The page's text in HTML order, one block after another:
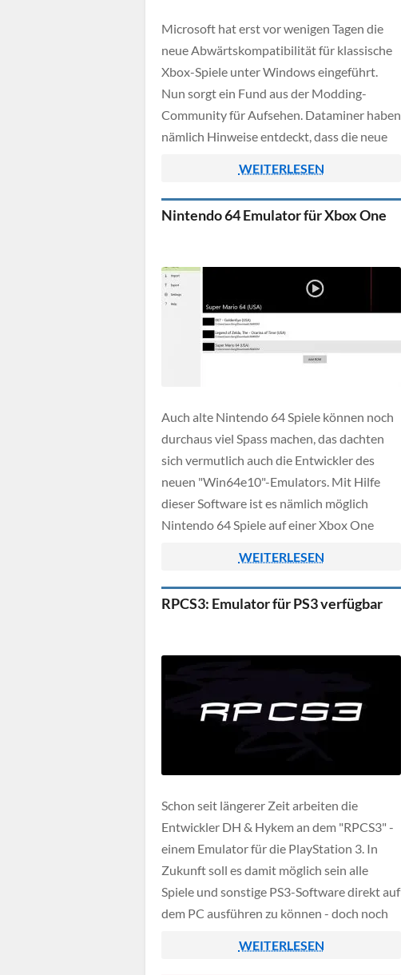
Microsoft hat erst vor wenigen Tagen die
neue Abwärtskompatibilität für klassische
Xbox-Spiele unter Windows eingeführt.
Nun sorgt ein Fund aus der Modding-
Community für Aufsehen. Dataminer haben
nämlich Hinweise entdeckt, dass die neue
360-Emulator enthält. Offiziell bestätigt ist
das zwar nicht, technisch könnte Microsoft
aber bereits weiter sein als bislang
WEITERLESEN
Nintendo 64 Emulator für Xbox One
Auch alte Nintendo 64 Spiele können noch
durchaus viel Spass machen, das dachten
sich vermutlich auch die Entwickler des
neuen "Win64e10"-Emulators. Mit Hilfe
dieser Software ist es nämlich möglich
Nintendo 64 Spiele auf einer Xbox One
Emulators vermuten lässt, existiert für
Computer auch eine Windows 10 Version
davon.
WEITERLESEN
RPCS3: Emulator für PS3 verfügbar
Schon seit längerer Zeit arbeiten die
Entwickler DH & Hykem an dem "RPCS3" -
einem Emulator für die PlayStation 3. In
Zukunft soll es damit möglich sein alle
Spiele und sonstige PS3-Software direkt auf
dem PC ausführen zu können - doch noch
Version wurde im Jahr 2013 veröffentlich,
WEITERLESEN